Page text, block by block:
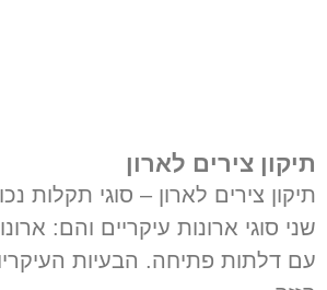
תיקון צירים לארון
תיקון צירים לארון – סוגי תקלות
שני סוגי ארונות עיקריים והם:
עם דלתות פתיחה. הבעיות